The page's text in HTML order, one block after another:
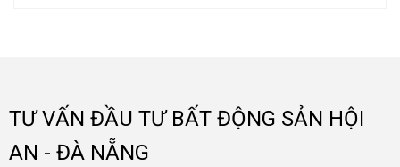
TƯ VẤN ĐẦU TƯ BẤT ĐỘNG SẢN HỘI
AN - ĐÀ NẴNG